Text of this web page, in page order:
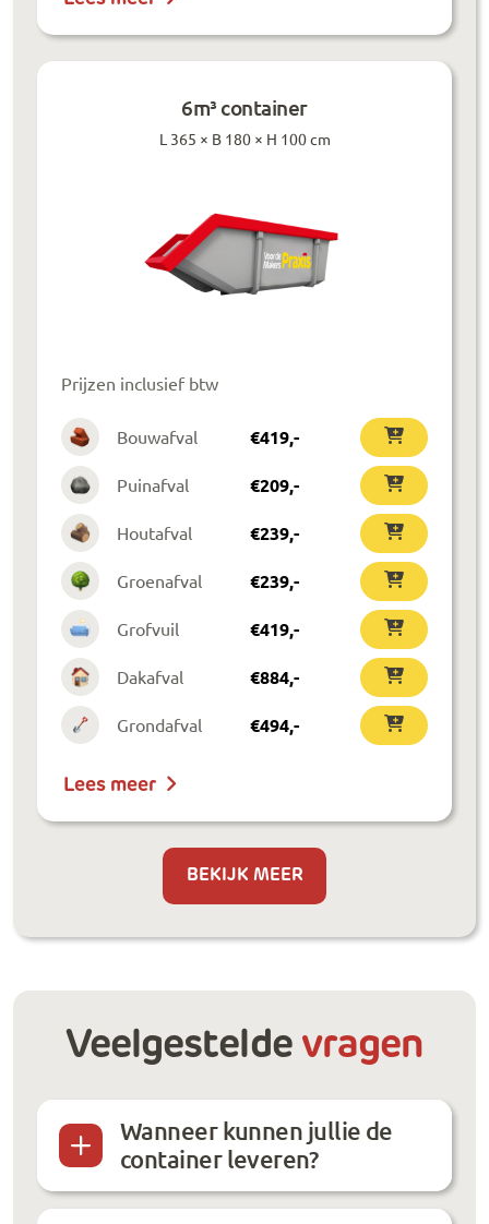
6m³ container
L 365 × B 180 × H 100 cm
Prijzen inclusief btw
Bouwafval €419,-
Puinafval €209,-
Houtafval €239,-
Groenafval €239,-
Grofvuil €419,-
Dakafval €884,-
Grondafval €494,-
Lees meer
BEKIJK MEER
Veelgestelde vragen
Wanneer kunnen jullie de
container leveren?